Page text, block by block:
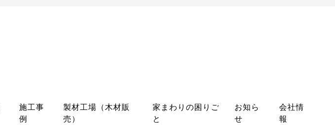
施工事
例
製材工場（木材販
売）
家まわりの困りご
と
お知ら
せ
会社情
報